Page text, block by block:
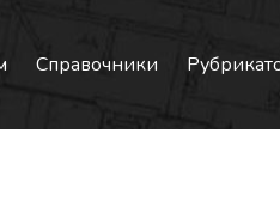
Справочники